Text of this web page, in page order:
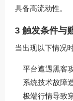
具备高流动性。
3 触发条件与
当出现以下情况
平台遭遇黑客
系统技术故障
极端行情导致